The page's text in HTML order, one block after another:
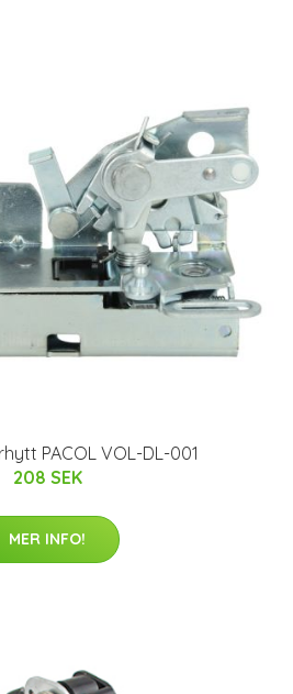
PACOL VOL-DL-001
208 SEK
MER INFO!